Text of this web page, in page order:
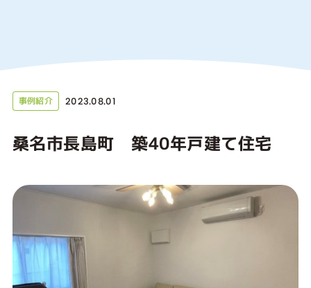
事例紹介 2023.08.01
桑名市長島町 築40年戸建て住宅